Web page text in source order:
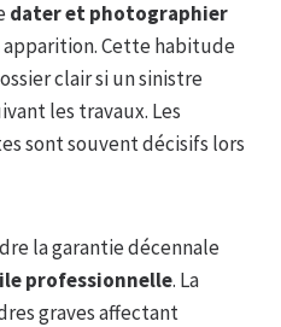
dater et photographier
apparition. Cette habitude
clair si un sinistre
les travaux. Les
sont souvent décisifs lors
la garantie décennale
professionnelle. La
graves affectant